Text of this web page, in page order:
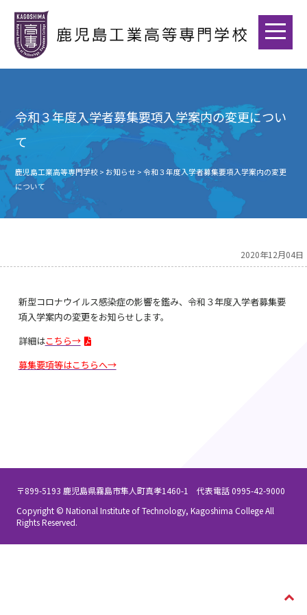
令和３年度入学者募集要項入学案内の変更につい
て
鹿児島工業高等専門学校> お知らせ >令和３年度入学者募集要項入学案内の変更
について
2020年12月04日
新型コロナウイルス感染症の影響を鑑み、令和３年度入学者募集要
項入学案内の変更をお知らせします。
詳細はこちら→
募集要項等はこちらへ→
〒899-5193 鹿児島県霧島市隼人町真孝1460-1 代表電話 0995-42-9000
Copyright © National Institute of Technology, Kagoshima College All
Rights Reserved.